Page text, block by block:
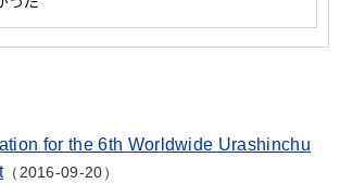
for the 6th Worldwide Urashinchu
2016-09-20